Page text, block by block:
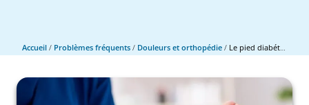
Accueil / Problèmes fréquents / Douleurs et orthopédie / Le pied diabétique : causes, symptômes et traitements